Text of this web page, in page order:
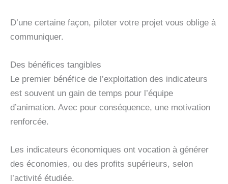
D’une certaine façon, piloter votre projet vous oblige à
communiquer.
Des bénéfices tangibles
Le premier bénéfice de l’exploitation des indicateurs
est souvent un gain de temps pour l’équipe
d’animation. Avec pour conséquence, une motivation
renforcée.
Les indicateurs économiques ont vocation à générer
des économies, ou des profits supérieurs, selon
l’activité étudiée.